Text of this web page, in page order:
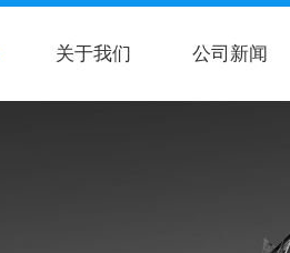
关于我们 公司新闻